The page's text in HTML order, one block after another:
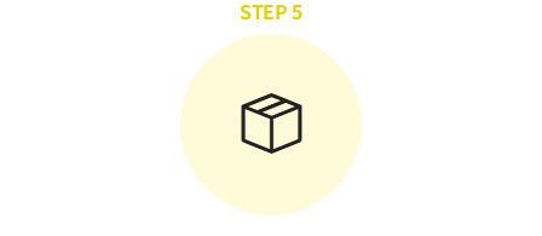
STEP 5